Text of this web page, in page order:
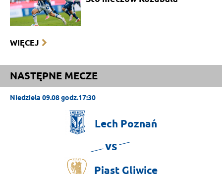
WIĘCEJ
NASTĘPNE MECZE
Niedziela 09.08 godz.17:30
Lech Poznań
vs
Piast Gliwice